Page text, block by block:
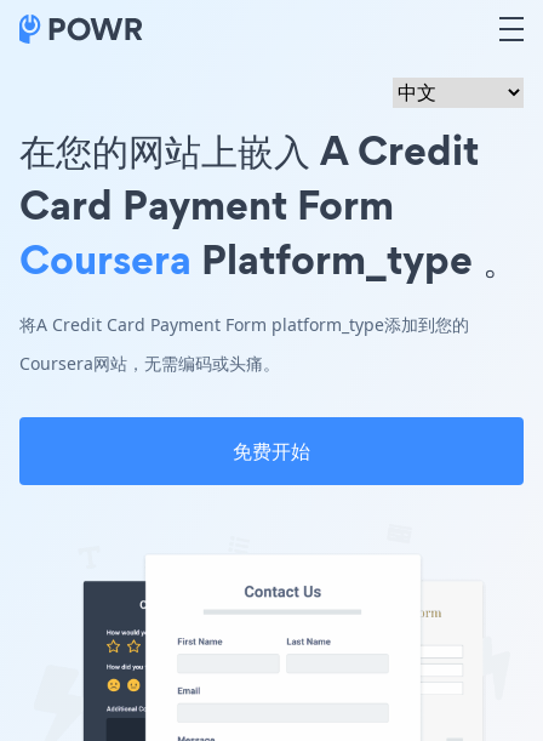
在您的网站上嵌入 A Credit
Card Payment Form
Coursera Platform_type 。
将A Credit Card Payment Form platform_type添加到您的
Coursera网站，无需编码或头痛。
免费开始